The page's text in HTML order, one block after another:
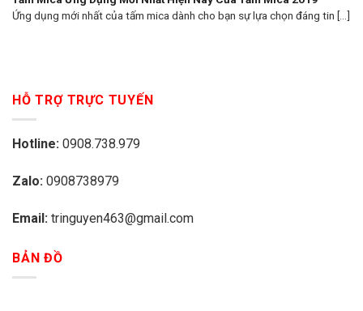
Ứng dụng mới nhất của tấm mica dành cho bạn sự lựa chọn đáng tin [...]
HỖ TRỢ TRỰC TUYẾN
Hotline: 0908.738.979
Zalo: 0908738979
Email: tringuyen463@gmail.com
BẢN ĐỒ